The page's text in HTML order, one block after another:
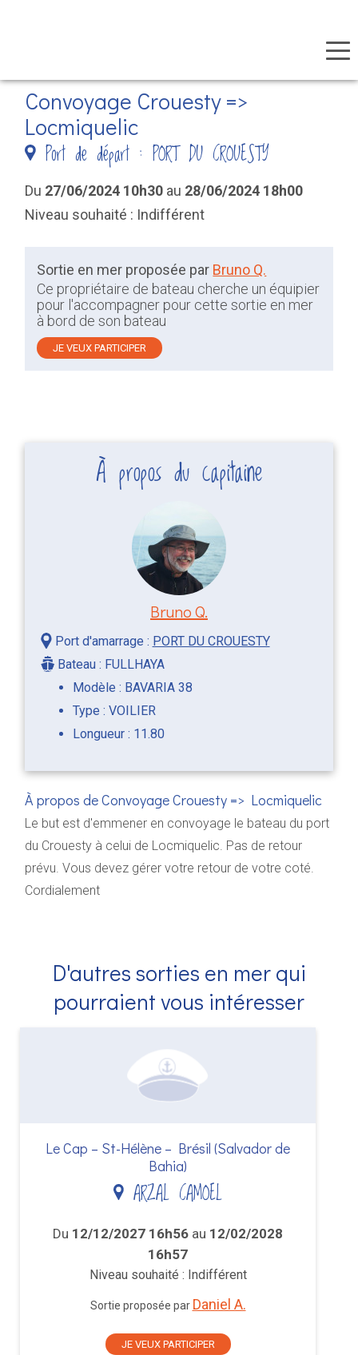
contenu
principal
Convoyage Crouesty =>
Locmiquelic
Port de départ : PORT DU CROUESTY
Du 27/06/2024 10h30 au 28/06/2024 18h00
Niveau souhaité : Indifférent
Sortie en mer proposée par Bruno Q.
Ce propriétaire de bateau cherche un équipier
pour l'accompagner pour cette sortie en mer
à bord de son bateau
JE VEUX PARTICIPER
À propos du capitaine
Bruno Q.
Port d'amarrage : PORT DU CROUESTY
Bateau : FULLHAYA
Modèle : BAVARIA 38
Type : VOILIER
Longueur : 11.80
À propos de Convoyage Crouesty => Locmiquelic
Le but est d'emmener en convoyage le bateau du port
du Crouesty à celui de Locmiquelic. Pas de retour
prévu. Vous devez gérer votre retour de votre coté.
Cordialement
D'autres sorties en mer qui
pourraient vous intéresser
Le Cap – St-Hélène – Brésil (Salvador de
Bahia)
ARZAL CAMOEL
Du 12/12/2027 16h56 au 12/02/2028
16h57
Niveau souhaité : Indifférent
Sortie proposée par Daniel A.
JE VEUX PARTICIPER